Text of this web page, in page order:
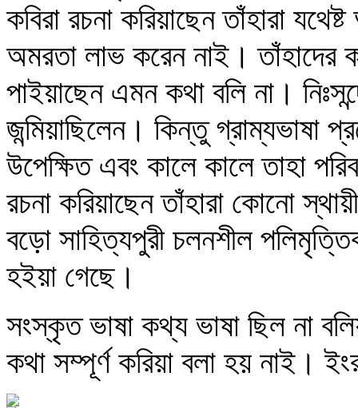
কবিরা রচনা করিয়াছেন তাঁহারা
অমরতা লাভ করেন নাই। তাঁহাদের
পাইয়াছেন এমন কথা বলি না।
জন্মিয়াছিলেন। কিন্তু গ্রাম্যভাষা
উপেক্ষিত এবং কালে কালে তাহা
রচনা করিয়াছেন তাঁহারা কোনো
বড়ো সাহিত্যপুরী চলনশীল
হইয়া গেছে।
সংস্কৃত ভাষা কথ্য ভাষা ছিল না
কথা সম্পূর্ণ করিয়া বলা হয় নাই।